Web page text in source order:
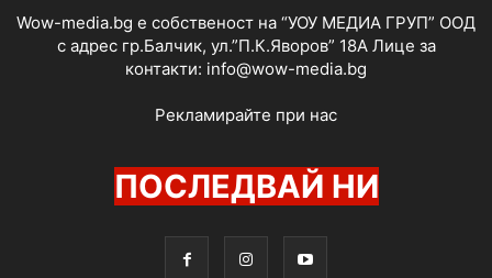
Wow-media.bg е собственост на “УОУ МЕДИА ГРУП” ООД
с адрес гр.Балчик, ул.”П.К.Яворов” 18А Лице за
контакти: info@wow-media.bg
Рекламирайте при нас
ПОСЛЕДВАЙ НИ